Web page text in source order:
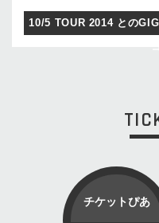
10/5 TOUR 2014 との
チケットぴあ